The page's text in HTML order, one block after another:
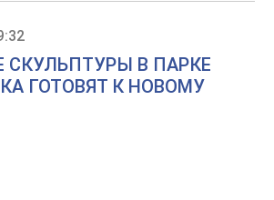
СКУЛЬПТУРЫ В ПАРКЕ
ГОТОВЯТ К НОВОМУ